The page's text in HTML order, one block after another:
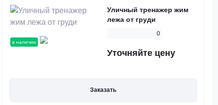
в наличии
Уличный тренажер жим
лежа от груди
0
Уточняйте цену
Заказать